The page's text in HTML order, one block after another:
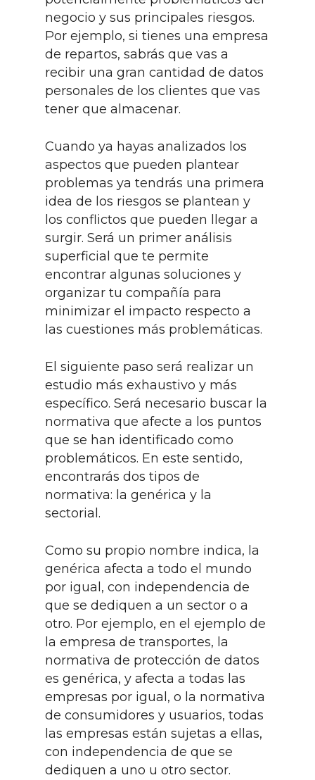
negocio y sus principales riesgos.
Por ejemplo, si tienes una empresa
de repartos, sabrás que vas a
recibir una gran cantidad de datos
personales de los clientes que vas
tener que almacenar.
Cuando ya hayas analizados los
aspectos que pueden plantear
problemas ya tendrás una primera
idea de los riesgos se plantean y
los conflictos que pueden llegar a
surgir. Será un primer análisis
superficial que te permite
encontrar algunas soluciones y
organizar tu compañía para
minimizar el impacto respecto a
las cuestiones más problemáticas.
El siguiente paso será realizar un
estudio más exhaustivo y más
específico. Será necesario buscar la
normativa que afecte a los puntos
que se han identificado como
problemáticos. En este sentido,
encontrarás dos tipos de
normativa: la genérica y la
sectorial.
Como su propio nombre indica, la
genérica afecta a todo el mundo
por igual, con independencia de
que se dediquen a un sector o a
otro. Por ejemplo, en el ejemplo de
la empresa de transportes, la
normativa de protección de datos
es genérica, y afecta a todas las
empresas por igual, o la normativa
de consumidores y usuarios, todas
las empresas están sujetas a ellas,
con independencia de que se
dediquen a uno u otro sector.